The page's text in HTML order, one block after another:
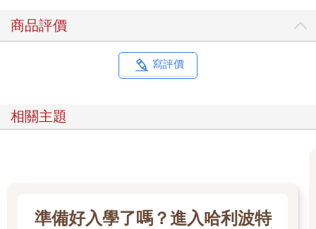
似臺北的柏油路那般平穩，行駛在上頭的車子搖搖晃晃，彷彿隨
時會翻覆。我的身體像是在冬天裡打哆嗦的流浪狗，連五臟六腑
都在劇烈震動。媽媽回頭時，我看見她的臉頰抽搐，下巴皮膚左
右晃動，看起來比我更像隻哈巴狗，我忍著想把媽媽的臉皮往兩
先是腳掌中心傳來了微微的脈搏聲，接著再往上傳遞到小腿大
所吸引，盯著「移民貝里斯」幾個大字猛瞧。
商品評價
寫評價
相關主題
準備好入學了嗎？進入哈利波特